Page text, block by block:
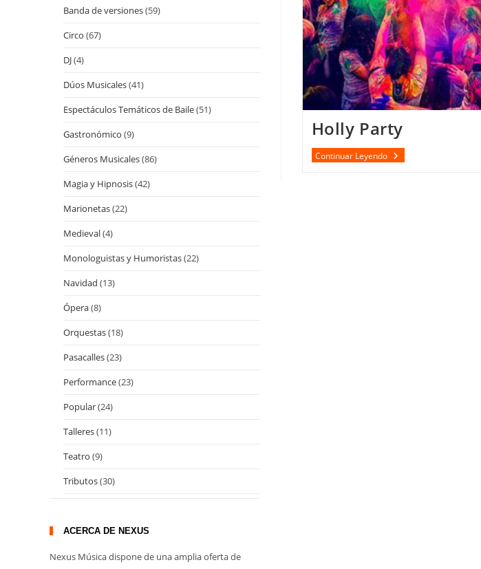
Holly Party
Continuar LeyendoHolly
Party
Banda de versiones(59)
Circo (67)
DJ(4)
Dúos Musicales(41)
Espectáculos Temáticos de Baile(51)
Gastronómico (9)
Géneros Musicales(86)
Magia y Hipnosis(42)
Marionetas(22)
Medieval(4)
Monologuistas y Humoristas(22)
Navidad (13)
Ópera(8)
Orquestas(18)
Pasacalles(23)
Performance(23)
Popular(24)
Talleres(11)
Teatro (9)
Tributos(30)
ACERCA DE NEXUS
Nexus Música dispone de una amplia oferta de